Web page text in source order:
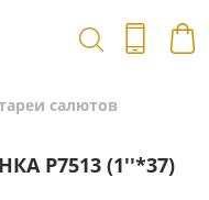
салютов
Р7513 (1''*37)